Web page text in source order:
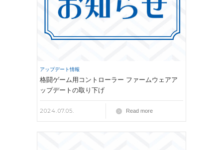
アップデート情報
格闘ゲーム用コントローラー ファームウェアア
ップデートの取り下げ
2024.07.05. Read more